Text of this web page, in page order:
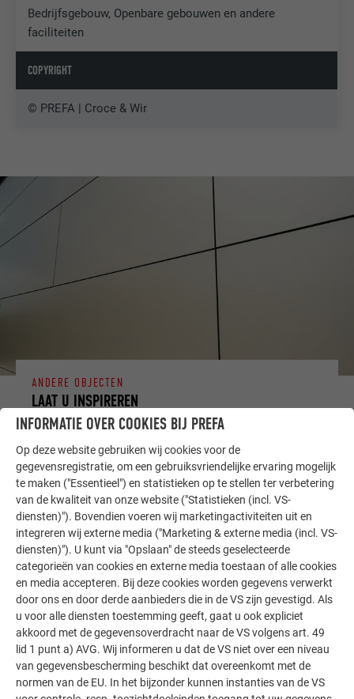
Bedrijfsgebouw, Openbare gebouwen en andere
faciliteiten
COPYRIGHT
© PREFA | Croce & Wir
LAAT U INSPIREREN
ANDERE OBJECTEN
aluminium kan worden toegepast. Ontdek meer
indrukwekkende projecten met de duurzame PREFA
aluminiumoplossingen voor dak, zonne-energie en
gevel.
MEER REFERENTIES BEKIJKEN
INFORMATIE OVER COOKIES BIJ PREFA
Op deze website gebruiken wij cookies voor de
gegevensregistratie, om een gebruiksvriendelijke ervaring mogelijk
te maken ("Essentieel") en statistieken op te stellen ter verbetering
van de kwaliteit van onze website ("Statistieken (incl. VS-
diensten)"). Bovendien voeren wij marketingactiviteiten uit en
integreren wij externe media ("Marketing & externe media (incl. VS-
diensten)"). U kunt via "Opslaan" de steeds geselecteerde
categorieën van cookies en externe media toestaan of alle cookies
en media accepteren. Bij deze cookies worden gegevens verwerkt
door ons en door derde aanbieders die in de VS zijn gevestigd. Als
u voor alle diensten toestemming geeft, gaat u ook expliciet
akkoord met de gegevensoverdracht naar de VS volgens art. 49
lid 1 punt a) AVG. Wij informeren u dat de VS niet over een niveau
van gegevensbescherming beschikt dat overeenkomt met de
normen van de EU. In het bijzonder kunnen instanties van de VS